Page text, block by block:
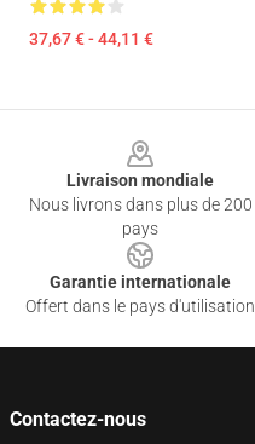
37,67 € - 44,11 €
Livraison mondiale
Nous livrons dans plus de 200
pays
Garantie internationale
Offert dans le pays d'utilisation
Contactez-nous